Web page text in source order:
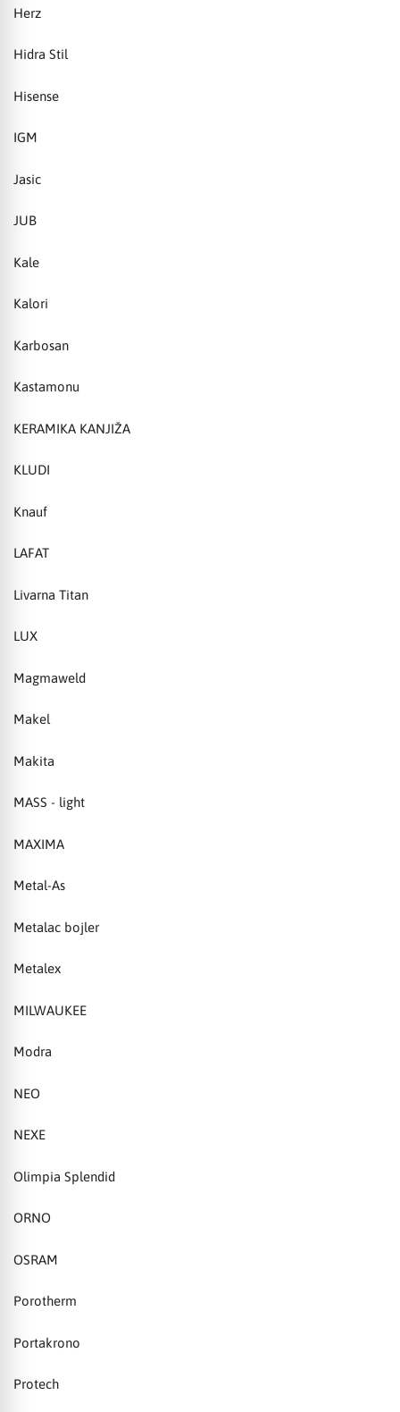
Herz
Hidra Stil
Hisense
IGM
Jasic
JUB
Kale
Kalori
Karbosan
Kastamonu
KERAMIKA KANJIŽA
KLUDI
Knauf
LAFAT
Livarna Titan
LUX
Magmaweld
Makel
Makita
MASS - light
MAXIMA
Metal-As
Metalac bojler
Metalex
MILWAUKEE
Modra
NEO
NEXE
Olimpia Splendid
ORNO
OSRAM
Porotherm
Portakrono
Protech